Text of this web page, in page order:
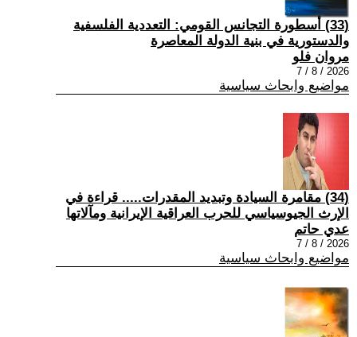
(33) أسطورة التجانس القومي: التعددية الفلسفية
والدستورية في بنية الدولة المعاصرة
مروان فلو
2026 / 8 / 7
مواضيع وابحاث سياسية
(34) مقامرة السيادة وتبديد المقدرات..... قراءة في
الإرث الجيوسياسي للحرب العراقية الإيرانية ومآلاتها
عدي حاتم
2026 / 8 / 7
مواضيع وابحاث سياسية